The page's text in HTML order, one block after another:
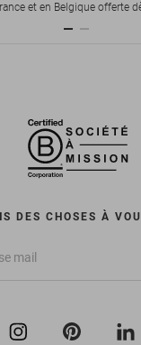
et en Belgique offerte
DES CHOSES À